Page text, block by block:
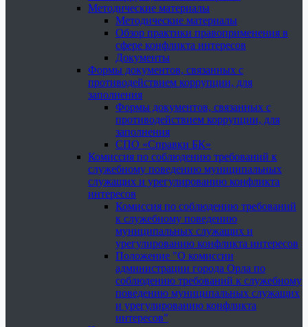
Методические материалы
Методические материалы
Обзор практики правоприменения в
сфере конфликта интересов
Документы
Формы документов, связанных с
противодействием коррупции, для
заполнения
Формы документов, связанных с
противодействием коррупции, для
заполнения
СПО «Справки БК»
Комиссия по соблюдению требований к
служебному поведению муниципальных
служащих и урегулированию конфликта
интересов
Комиссия по соблюдению требований
к служебному поведению
муниципальных служащих и
урегулированию конфликта интересов
Положение "О комиссии
администрации города Орла по
соблюдению требований к служебному
поведению муниципальных служащих
и урегулированию конфликта
интересов"